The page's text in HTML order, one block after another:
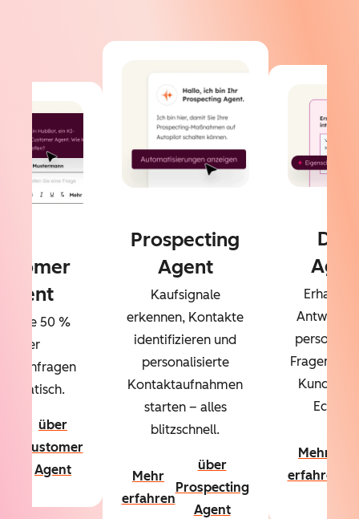
Sie 50 %
Ihrer
über
Customer
Agent
Prospecting
Agent
Kaufsignale
erkennen, Kontakte
identifizieren und
personalisierte
Kontaktaufnahmen
starten – alles
blitzschnell.
Mehr
erfahren
über
Prospecting
Agent
Erhalten
Fragen
Mehr
erfahren